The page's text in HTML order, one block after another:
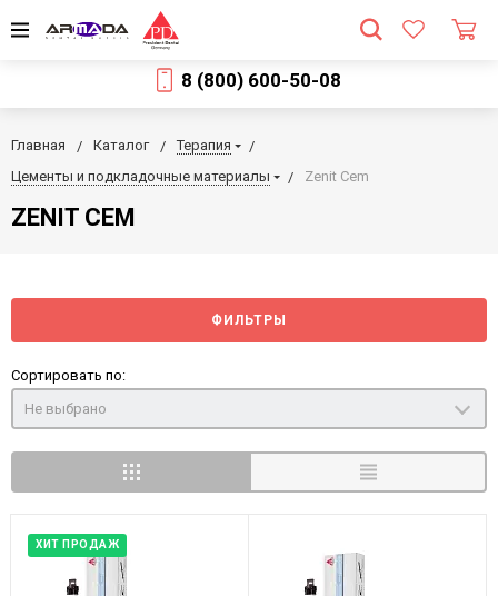
8 (800) 600-50-08
Главная Каталог
Терапия
Цементы и подкладочные материалы
Zenit Cem
ZENIT CEM
ФИЛЬТРЫ
Сортировать по:
Не выбрано
ХИТ ПРОДАЖ